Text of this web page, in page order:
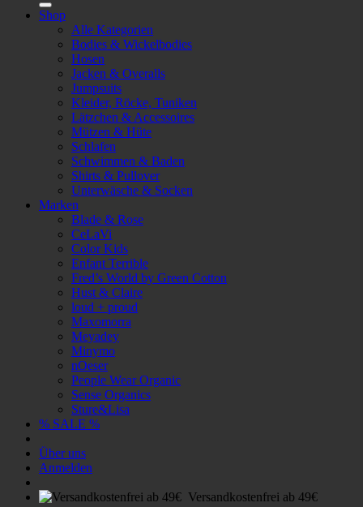
Shop
Alle Kategorien
Bodies & Wickelbodies
Hosen
Jacken & Overalls
Jumpsuits
Kleider, Röcke, Tuniken
Lätzchen & Accessoires
Mützen & Hüte
Schlafen
Schwimmen & Baden
Shirts & Pullover
Unterwäsche & Socken
Marken
Blade & Rose
CeLaVi
Color Kids
Enfant Terrible
Fred’s World by Green Cotton
Hust & Claire
loud + proud
Maxomorra
Meyadey
Minymo
nOeser
People Wear Organic
Sense Organics
Sture&Lisa
% SALE %
Über uns
Anmelden
Versandkostenfrei ab 49€